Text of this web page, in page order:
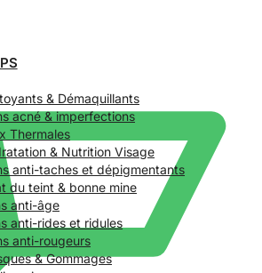
& Démaquillants
acné & imperfections
Thermales
& Nutrition Visage
anti-taches et dépigmentants
du teint & bonne mine
anti-âge
anti-rides et ridules
anti-rougeurs
& Gommages